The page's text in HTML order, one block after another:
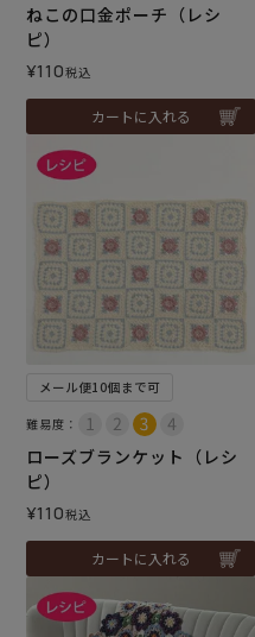
ねこの口金ポーチ（レシ
ピ）
¥110税込
カートに入れる
メール便10個まで可
難易度：
ローズブランケット（レシ
ピ）
¥110税込
カートに入れる